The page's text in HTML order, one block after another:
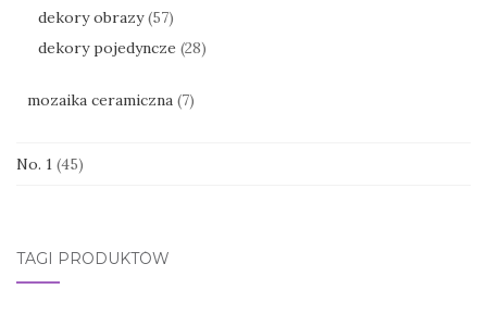
dekory obrazy (57)
dekory pojedyncze (28)
mozaika ceramiczna (7)
No. 1 (45)
TAGI PRODUKTÓW